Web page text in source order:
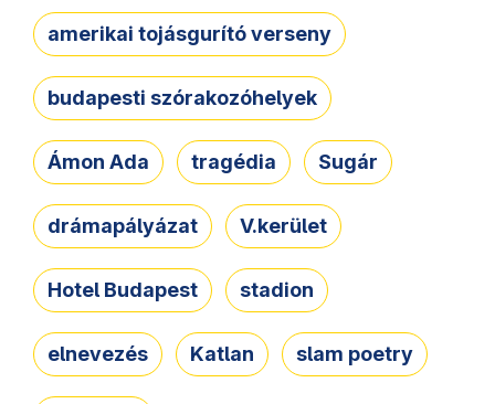
amerikai tojásgurító verseny
budapesti szórakozóhelyek
Ámon Ada tragédia Sugár
drámapályázat V.kerület
Hotel Budapest stadion
elnevezés Katlan slam poetry